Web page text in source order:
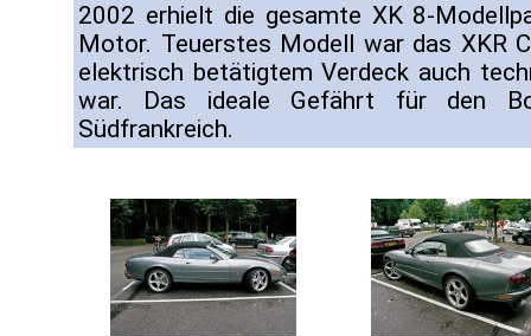
2002 erhielt die gesamte XK 8-
Motor. Teuerstes Modell war das XKR
elektrisch betätigtem Verdeck auch
war. Das ideale Gefährt für den
Südfrankreich.